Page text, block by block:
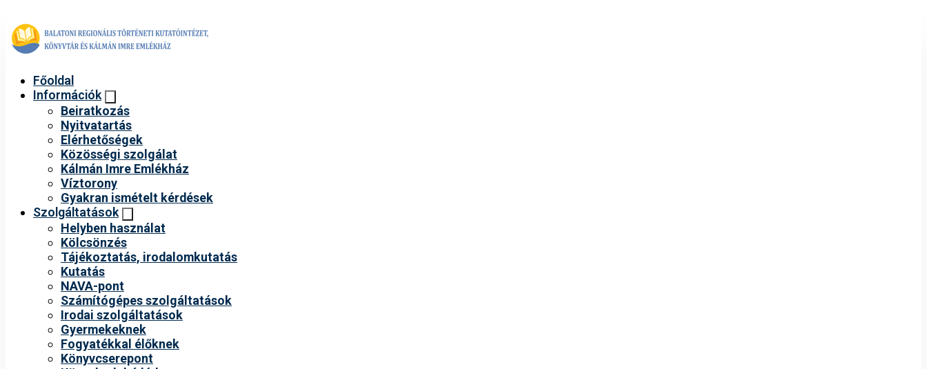
Főoldal
Információk
Beiratkozás
Nyitvatartás
Elérhetőségek
Közösségi szolgálat
Kálmán Imre Emlékház
Víztorony
Gyakran ismételt kérdések
Szolgáltatások
Helyben használat
Kölcsönzés
Tájékoztatás, irodalomkutatás
Kutatás
NAVA-pont
Számítógépes szolgáltatások
Irodai szolgáltatások
Gyermekeknek
Fogyatékkal élőknek
Könyvcserepont